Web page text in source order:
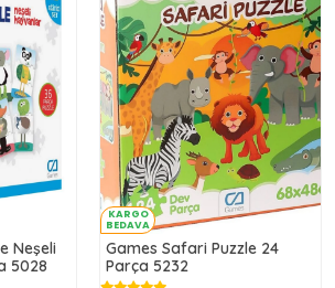
Neşeli
5028
KARGO
BEDAVA
Games Safari Puzzle 24
Parça 5232